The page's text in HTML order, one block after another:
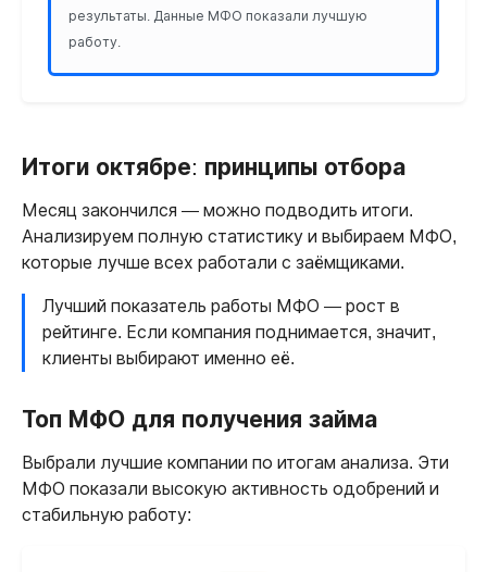
результаты. Данные МФО показали лучшую
работу.
Итоги октябре: принципы отбора
Месяц закончился — можно подводить итоги.
Анализируем полную статистику и выбираем МФО,
которые лучше всех работали с заёмщиками.
Лучший показатель работы МФО — рост в
рейтинге. Если компания поднимается, значит,
клиенты выбирают именно её.
Топ МФО для получения займа
Выбрали лучшие компании по итогам анализа. Эти
МФО показали высокую активность одобрений и
стабильную работу: